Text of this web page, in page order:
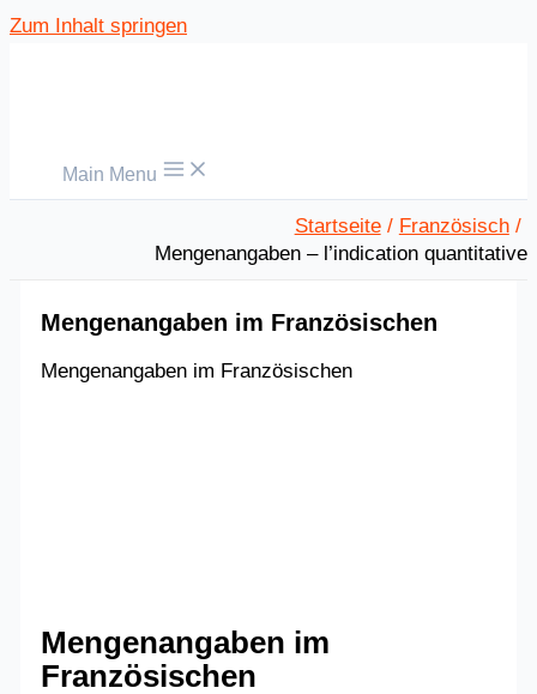
Zum Inhalt springen
Main Menu
Startseite
Französisch
Mengenangaben – l’indication quantitative
Mengenangaben im Französischen
Mengenangaben im Französischen
Mengenangaben im
Französischen